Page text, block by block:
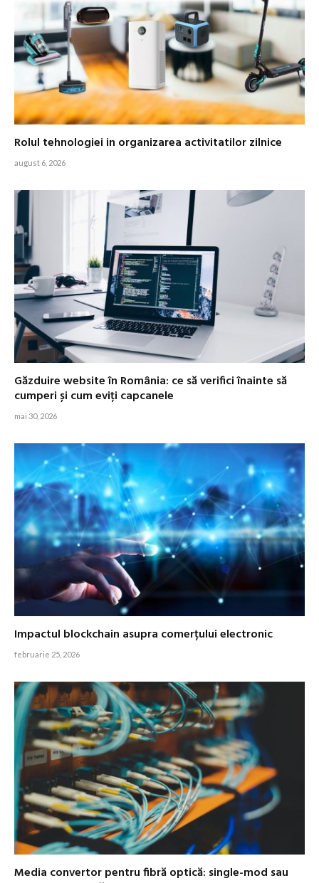
Rolul tehnologiei in organizarea activitatilor zilnice
august 6, 2026
Găzduire website în România: ce să verifici înainte să
cumperi și cum eviți capcanele
mai 30, 2026
Impactul blockchain asupra comerțului electronic
februarie 25, 2026
Media convertor pentru fibră optică: single-mod sau